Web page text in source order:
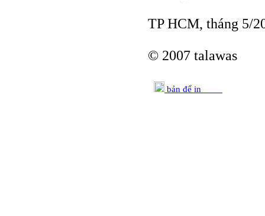
TP HCM, tháng 5/
© 2007 talawas
bản để in